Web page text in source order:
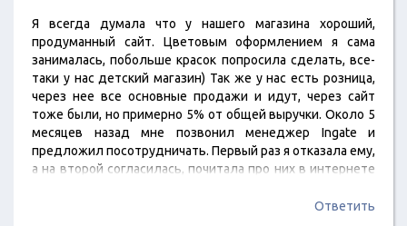
Я всегда думала что у нашего магазина хороший,
продуманный сайт. Цветовым оформлением я сама
занималась, побольше красок попросила сделать, все-
таки у нас детский магазин) Так же у нас есть розница,
через нее все основные продажи и идут, через сайт
тоже были, но примерно 5% от общей выручки. Около 5
месяцев назад мне позвонил менеджер Ingate и
предложил посотрудничать. Первый раз я отказала ему,
а на второй согласилась, почитала про них в интернете
что результат увижу на 3ий месяц, так и вышло по
Ответить